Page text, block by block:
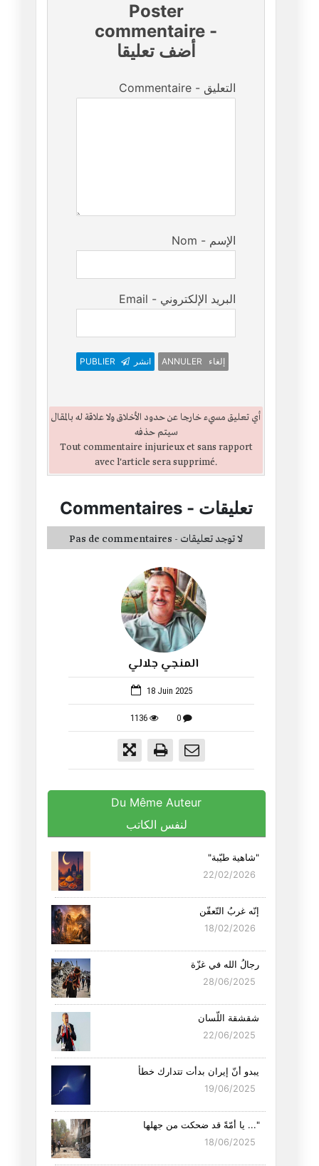
المنجي جلالي
18 Juin 2025
1136 0
Du Même Auteur
لنفس الكاتب
"شاهية طيّبة"
22/02/2026
إنّه غربُ التّعفّن
18/02/2026
رجالُ الله في غزّة
28/06/2025
شقشقة اللّسان
22/06/2025
يبدو أنّ إيران بدأت تتدارك خطأ
19/06/2025
"... يا أمّةً قد ضحكت من جهلها
18/06/2025
Poster
commentaire -
أضف تعليقا
Commentaire - التعليق
Nom - الإسم
Email - البريد الإلكتروني
PUBLIER انشر ANNULER إلغاء
أي تعليق مسيء خارجا عن حدود الأخلاق ولا علاقة له بالمقال
سيتم حذفه
Tout commentaire injurieux et sans rapport
avec l'article sera supprimé.
Commentaires- تعليقات
Pas de commentaires - لا توجد تعليقات